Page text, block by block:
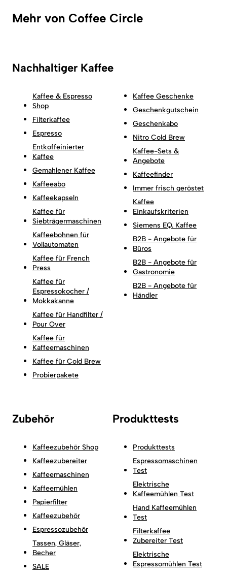
Mehr von Coffee Circle
Nachhaltiger Kaffee
Kaffee & Espresso
Shop
Filterkaffee
Espresso
Entkoffeinierter
Kaffee
Gemahlener Kaffee
Kaffeeabo
Kaffeekapseln
Kaffee für
Siebträgermaschinen
Kaffeebohnen für
Vollautomaten
Kaffee für French
Press
Kaffee für
Espressokocher /
Mokkakanne
Kaffee für Handfilter /
Pour Over
Kaffee für
Kaffeemaschinen
Kaffee für Cold Brew
Probierpakete
Kaffee Geschenke
Geschenkgutschein
Geschenkabo
Nitro Cold Brew
Kaffee-Sets &
Angebote
Kaffeefinder
Immer frisch geröstet
Kaffee
Einkaufskriterien
Siemens EQ. Kaffee
B2B - Angebote für
Büros
B2B - Angebote für
Gastronomie
B2B - Angebote für
Händler
Zubehör
Kaffeezubehör Shop
Kaffeezubereiter
Kaffeemaschinen
Kaffeemühlen
Papierfilter
Kaffeezubehör
Espressozubehör
Tassen, Gläser,
Becher
SALE
Produkttests
Produkttests
Espressomaschinen
Test
Elektrische
Kaffeemühlen Test
Hand Kaffeemühlen
Test
Filterkaffee
Zubereiter Test
Elektrische
Espressomühlen Test